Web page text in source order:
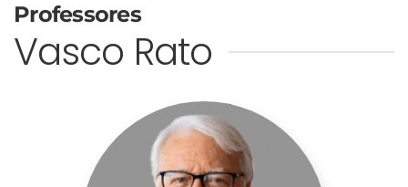
Professores
Vasco Rato